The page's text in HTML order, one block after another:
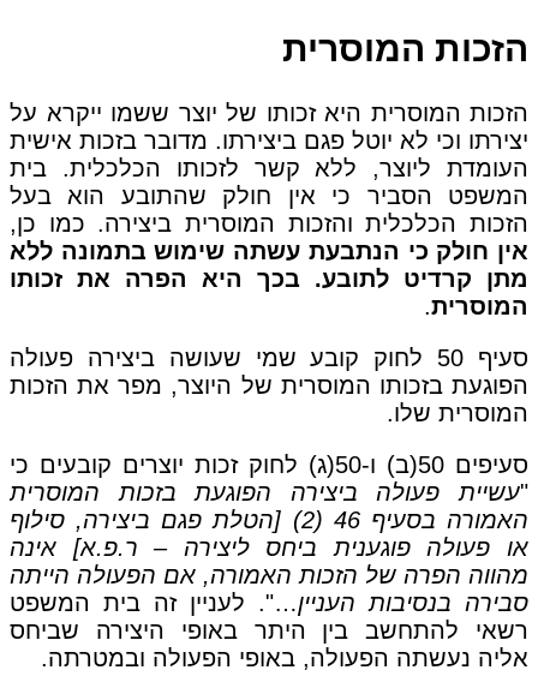
הזכות המוסרית
הזכות המוסרית היא זכותו של יוצר ששמו ייקרא על
יצירתו וכי לא יוטל פגם ביצירתו. מדובר בזכות אישית
העומדת ליוצר, ללא קשר לזכותו הכלכלית. בית
המשפט הסביר כי אין חולק שהתובע הוא בעל
הזכות הכלכלית והזכות המוסרית ביצירה. כמו כן,
אין חולק כי הנתבעת עשתה שימוש בתמונה ללא
מתן קרדיט לתובע. בכך היא הפרה את זכותו
המוסרית.
סעיף 50 לחוק קובע שמי שעושה ביצירה פעולה
הפוגעת בזכותו המוסרית של היוצר, מפר את הזכות
המוסרית שלו.
סעיפים 50(ב) ו-50(ג) לחוק זכות יוצרים קובעים כי
"עשיית פעולה ביצירה הפוגעת בזכות המוסרית
האמורה בסעיף 46 (2) [הטלת פגם ביצירה, סילוף
או פעולה פוגענית ביחס ליצירה – ר.פ.א] אינה
מהווה הפרה של הזכות האמורה, אם הפעולה הייתה
סבירה בנסיבות העניין…". לעניין זה בית המשפט
רשאי להתחשב בין היתר באופי היצירה שביחס
אליה נעשתה הפעולה, באופי הפעולה ובמטרתה.